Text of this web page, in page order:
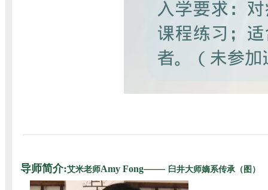
导师简介:艾米老师Amy Fong—— 臼井大师嫡系传承（图）